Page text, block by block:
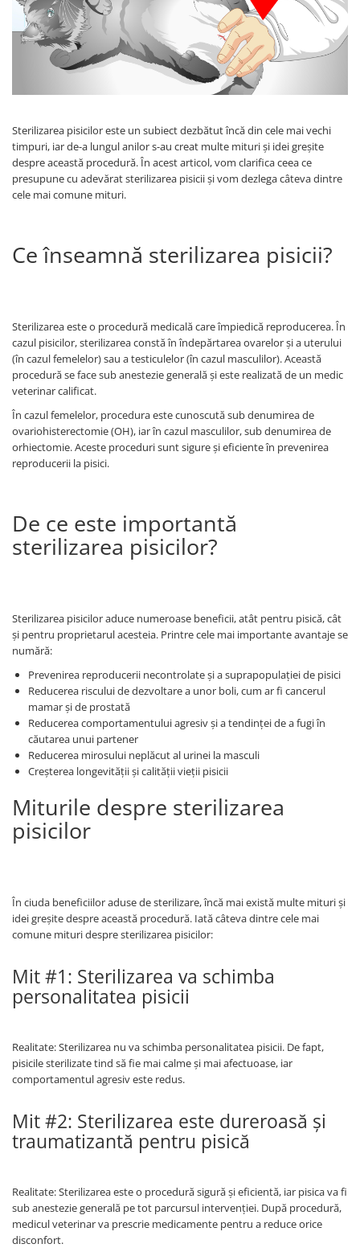
SALAM
SUPA
DIETE VETERINARE
Calibra Diets
MONGE
ANTIPARAZITARE EXTERNE
PIPETE
ANTIPARAZITARE INTERNE
VITAMINE
RECOMPENSE
ACCESORII
TRIXIE
JUCARII
HĂINUȚE
Masina de tuns
PLICURI
CONSERVE
DIETE VETERINARE
DIETĂ USCATĂ
DIETĂ UMEDĂ
PIPETE
ADVANTAGE
PASTILE
ANTIPARAZITARE INTERNE
NISIP
Sterilizarea pisicilor este un subiect dezbătut încă din cele mai vechi
timpuri, iar de-a lungul anilor s-au creat multe mituri și idei greșite
despre această procedură. În acest articol, vom clarifica ceea ce
presupune cu adevărat sterilizarea pisicii și vom dezlega câteva dintre
cele mai comune mituri.
Ce înseamnă sterilizarea pisicii?
Sterilizarea este o procedură medicală care împiedică reproducerea. În
cazul pisicilor, sterilizarea constă în îndepărtarea ovarelor și a uterului
(în cazul femelelor) sau a testiculelor (în cazul masculilor). Această
procedură se face sub anestezie generală și este realizată de un medic
veterinar calificat.
În cazul femelelor, procedura este cunoscută sub denumirea de
ovariohisterectomie (OH), iar în cazul masculilor, sub denumirea de
orhiectomie. Aceste proceduri sunt sigure și eficiente în prevenirea
reproducerii la pisici.
De ce este importantă
sterilizarea pisicilor?
Sterilizarea pisicilor aduce numeroase beneficii, atât pentru pisică, cât
și pentru proprietarul acesteia. Printre cele mai importante avantaje se
numără:
Prevenirea reproducerii necontrolate și a suprapopulației de pisici
Reducerea riscului de dezvoltare a unor boli, cum ar fi cancerul
mamar și de prostată
Reducerea comportamentului agresiv și a tendinței de a fugi în
căutarea unui partener
Reducerea mirosului neplăcut al urinei la masculi
Creșterea longevității și calității vieții pisicii
Miturile despre sterilizarea
pisicilor
În ciuda beneficiilor aduse de sterilizare, încă mai există multe mituri și
idei greșite despre această procedură. Iată câteva dintre cele mai
comune mituri despre sterilizarea pisicilor:
Mit #1: Sterilizarea va schimba
personalitatea pisicii
Realitate: Sterilizarea nu va schimba personalitatea pisicii. De fapt,
pisicile sterilizate tind să fie mai calme și mai afectuoase, iar
comportamentul agresiv este redus.
Mit #2: Sterilizarea este dureroasă și
traumatizantă pentru pisică
Realitate: Sterilizarea este o procedură sigură și eficientă, iar pisica va fi
sub anestezie generală pe tot parcursul intervenției. După procedură,
medicul veterinar va prescrie medicamente pentru a reduce orice
disconfort.